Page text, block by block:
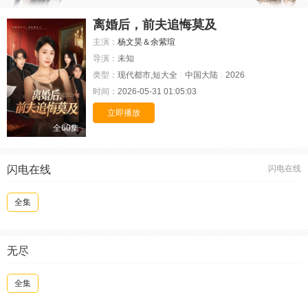
全60集
离婚后，前夫追悔莫及
主演： 杨文昊＆余紫瑄
导演： 未知
类型： 现代都市,短大全 中国大陆
2026
时间： 2026-05-31 01:05:03
立即播放
闪电在线
闪电在线
全集
无尽
全集